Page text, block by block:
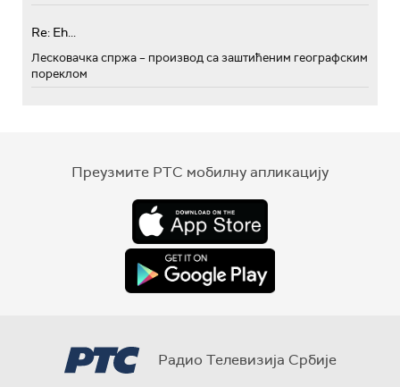
Re: Eh...
Лесковачка спржа – производ са заштићеним географским
пореклом
Преузмите РТС мобилну апликацију
Радио Телевизија Србије